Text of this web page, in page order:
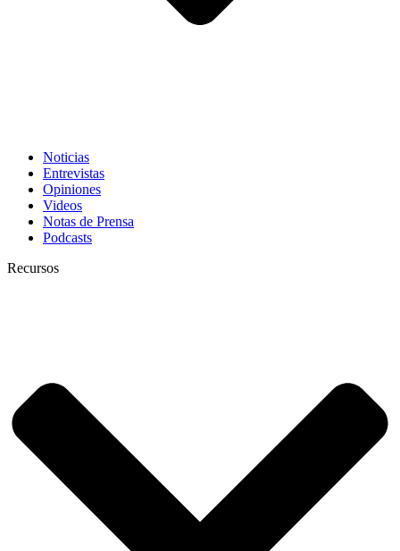
Noticias
Entrevistas
Opiniones
Videos
Notas de Prensa
Podcasts
Recursos